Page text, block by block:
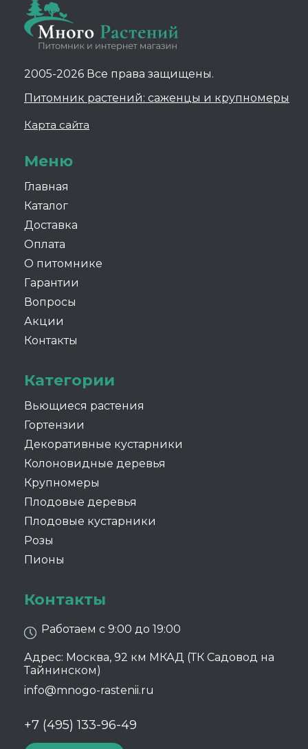
2005-2026 Все права защищены.
Питомник растений: саженцы и крупномеры
Карта сайта
Меню
Главная
Каталог
Доставка
Оплата
О питомнике
Гарантии
Вопросы
Акции
Контакты
Категории
Вьющиеся растения
Гортензии
Декоративные кустарники
Колоновидные деревья
Крупномеры
Плодовые деревья
Плодовые кустарники
Розы
Пионы
Контакты
Работаем с 9:00 до 19:00
Адрес: Москва, 92 км МКАД (ТК Садовод на
Тайнинском)
info@mnogo-rastenii.ru
+7 (495) 133-96-49